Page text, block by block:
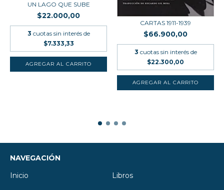
UN LAGO QUE SUBE
$22.000,00
3 cuotas sin interés de
$7.333,33
CARTAS 1911-1939
$66.900,00
3 cuotas sin interés de
$22.300,00
NAVEGACIÓN
Inicio
Libros